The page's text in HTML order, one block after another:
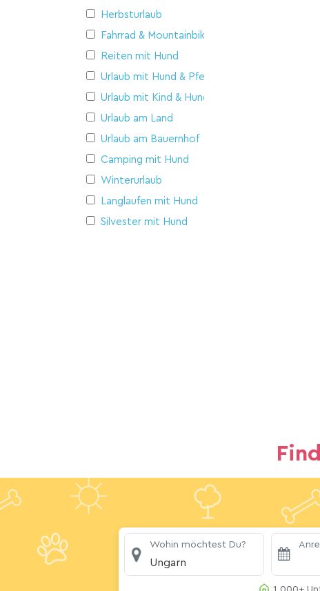
Herbsturlaub
Fahrrad & Mountainbike
Reiten mit Hund
Urlaub mit Hund & Pferd
Urlaub mit Kind & Hund
Urlaub am Land
Urlaub am Bauernhof
Camping mit Hund
Winterurlaub
Langlaufen mit Hund
Silvester mit Hund
Wohin möchtest Du?
Ungarn